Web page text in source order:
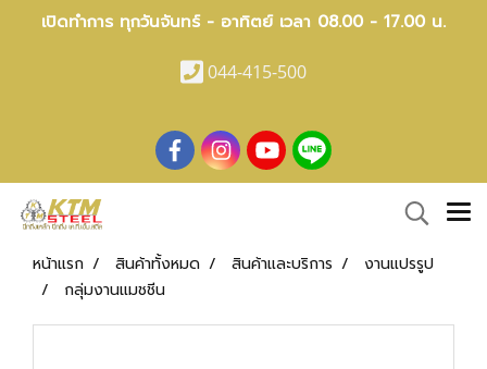
เปิดทำการ ทุกวันจันทร์ - อาทิตย์ เวลา 08.00 - 17.00 น.
044-415-500
หน้าแรก สินค้าทั้งหมด สินค้าและบริการ
งานแปรรูป
กลุ่มงานแมชชีน